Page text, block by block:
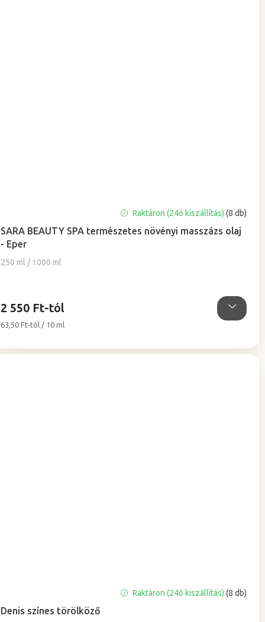
SARA BEAUTY SPA természetes növényi masszázs olaj
- Eper
250 ml / 1000 ml
átlagos
értékelése
5-
Raktáron (24ó kiszállítás)(8 db)
2 550 Ft-tól
Egységár:
63,50 Ft-tól / 10 ml
Denis színes törölköző
termék
átlagos
Raktáron (24ó kiszállítás)(8 db)